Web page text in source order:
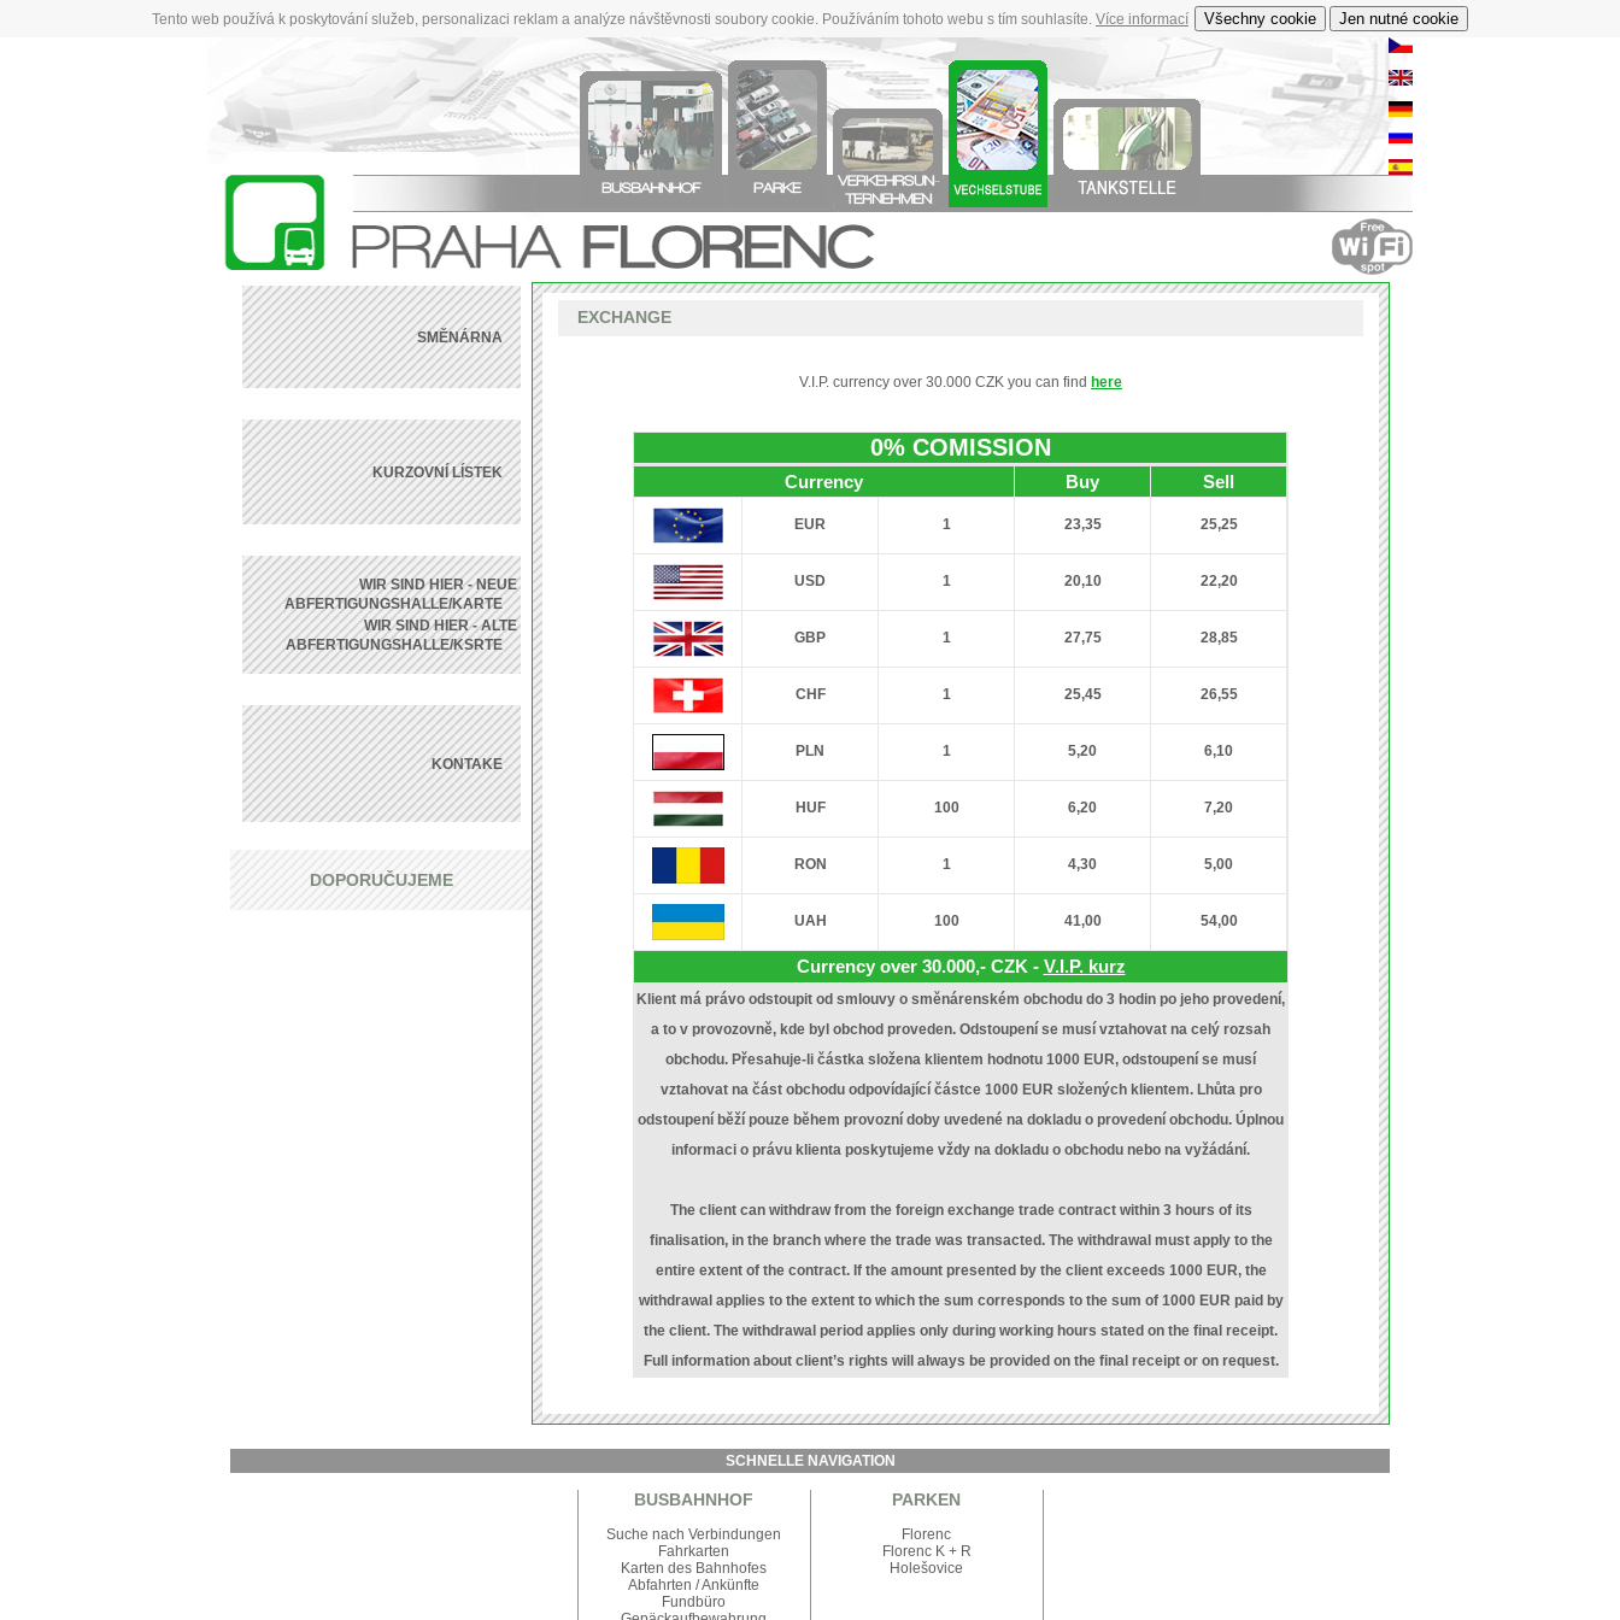
Tento web používá k poskytování služeb, personalizaci reklam a analýze návštěvnosti soubory cookie. Používáním tohoto webu s tím souhlasíte. Více informací
SMĚNÁRNA
KURZOVNÍ LÍSTEK
WIR SIND HIER - NEUE
ABFERTIGUNGSHALLE/KARTE
WIR SIND HIER - ALTE
ABFERTIGUNGSHALLE/KSRTE
KONTAKE
DOPORUČUJEME
EXCHANGE
V.I.P. currency over 30.000 CZK you can find here
0% COMISSION
Currency Buy Sell
EUR 1 23,35 25,25
USD 1 20,10 22,20
GBP 1 27,75 28,85
CHF 1 25,45 26,55
PLN 1 5,20 6,10
HUF 100 6,20 7,20
RON 1 4,30 5,00
UAH 100 41,00 54,00
Currency over 30.000,- CZK - V.I.P. kurz
Klient má právo odstoupit od smlouvy o směnárenském obchodu do 3 hodin po jeho provedení,
a to v provozovně, kde byl obchod proveden. Odstoupení se musí vztahovat na celý rozsah
obchodu. Přesahuje-li částka složena klientem hodnotu 1000 EUR, odstoupení se musí
vztahovat na část obchodu odpovídající částce 1000 EUR složených klientem. Lhůta pro
odstoupení běží pouze během provozní doby uvedené na dokladu o provedení obchodu. Úplnou
informaci o právu klienta poskytujeme vždy na dokladu o obchodu nebo na vyžádání.
The client can withdraw from the foreign exchange trade contract within 3 hours of its
finalisation, in the branch where the trade was transacted. The withdrawal must apply to the
entire extent of the contract. If the amount presented by the client exceeds 1000 EUR, the
withdrawal applies to the extent to which the sum corresponds to the sum of 1000 EUR paid by
the client. The withdrawal period applies only during working hours stated on the final receipt.
Full information about client’s rights will always be provided on the final receipt or on request.
SCHNELLE NAVIGATION
BUSBAHNHOF PARKEN
Suche nach Verbindungen
Fahrkarten
Karten des Bahnhofes
Abfahrten /Ankünfte
Fundbüro
Florenc
Florenc K + R
Holešovice